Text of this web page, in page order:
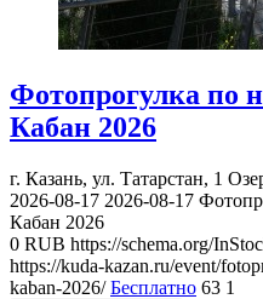
Фотопрогулка по
Кабан 2026
г. Казань, ул. Татарстан, 1
2026-08-17 2026-08-17
Кабан 2026
0 RUB https://schema.org/
https://kuda-kazan.ru/event/
kaban-2026/ Бесплатно 63 1